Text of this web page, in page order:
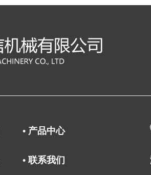
• 产品中心
• 联系我们